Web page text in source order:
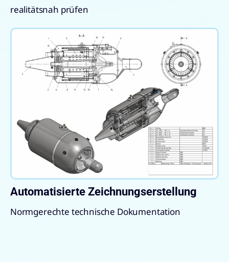
realitätsnah prüfen
Automatisierte Zeichnungserstellung
Normgerechte technische Dokumentation